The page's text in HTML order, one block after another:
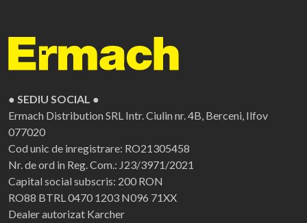
● SEDIU SOCIAL ●
Ermach Distribution SRL Intr. Ciulin nr. 4B, Berceni, Ilfov
077020
Cod unic de inregistrare: RO21305458
Nr. de ord in Reg. Com.: J23/3971/2021
Capital social subscris: 200 RON
RO88 BTRL 0470 1203 N096 71XX
Dealer autorizat Karcher